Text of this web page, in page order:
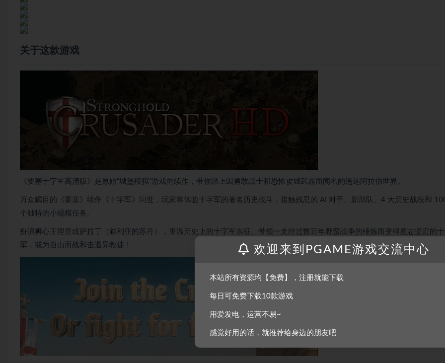
关于这款游戏
《要塞十字军高清版》是原始“城堡模拟”游戏的续作，带你踏上因勇敢战士和恐怖攻城武器而闻名的遥远阿拉伯世界。
万众瞩目的《要塞》续作《十字军》问世，玩家将体验十字军的著名历史战斗，接触残忍的 AI 对手、新部队、4 大历史战役和
个独特的小规模任务。
扮演狮心王理查或萨拉丁（叙利亚的苏丹），重温历史上的十字军东征。带领一支经过数百年野蛮战争的锤炼而变得意志坚定的
军，或为自由而战和击退异教徒！
欢迎来到PGAME游戏交流中心
本站所有资源均【免费】，注册就能下载
每日可免费下载10款游戏
用爱发电，运营不易~
感觉好用的话，就推荐给身边的朋友吧